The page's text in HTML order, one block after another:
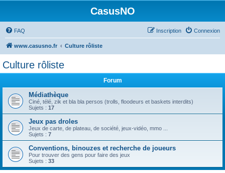
CasusNO
FAQ Connexion
Inscription
www.casusno.fr Culture rôliste
Culture rôliste
Forum
Médiathèque
Ciné, télé, zik et bla bla persos (trolls, floodeurs et baskets interdits)
Sujets : 17
Jeux pas droles
Jeux de carte, de plateau, de société, jeux-vidéo, mmo ...
Sujets : 7
Conventions, binouzes et recherche de joueurs
Pour trouver des gens pour faire des jeux
Sujets : 33